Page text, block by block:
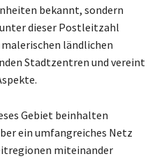
bekannt, sondern
dieser Postleitzahl
ländlichen
Stadtzentren und vereint
Gebiet beinhalten
ein umfangreiches Netz
miteinander